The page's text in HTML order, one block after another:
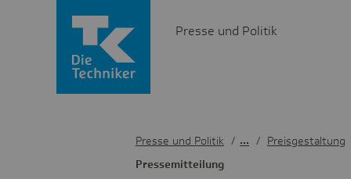
Presse und Politik
Pres­se­mit­tei­lung
Presse und Politik / Preisgestaltung